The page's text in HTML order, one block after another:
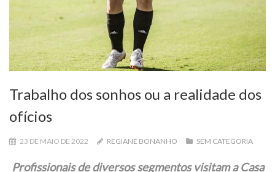
Trabalho dos sonhos ou a realidade dos
ofícios
23 DE MAIO DE 2022 REGIANE BONANHO SEM CATEGORIA
Profissionais de diversos segmentos visitam a Casa